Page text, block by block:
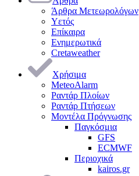
Άρθρα Μετεωρολόγων
Υετός
Επίκαιρα
Ενημερωτικά
Cretaweather
Χρήσιμα
MeteoAlarm
Ραντάρ Πλοίων
Ραντάρ Πτήσεων
Μοντέλα Πρόγνωσης
Παγκόσμια
GFS
ECMWF
Περιοχικά
kairos.gr